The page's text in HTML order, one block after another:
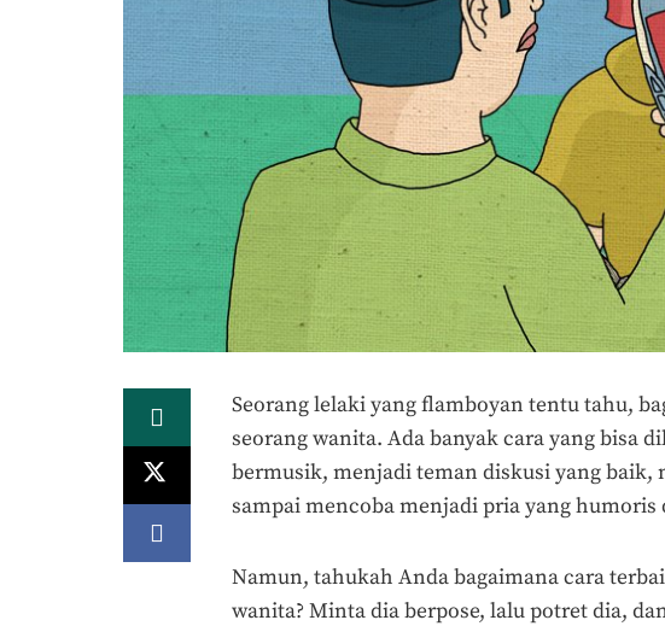
Seorang lelaki yang flamboyan tentu tahu,
seorang wanita. Ada banyak cara yang bisa
bermusik, menjadi teman diskusi yang
sampai mencoba menjadi pria yang humoris
Namun, tahukah Anda bagaimana cara
wanita? Minta dia berpose, lalu potret dia,